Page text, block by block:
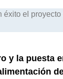
éxito el
y la puesta